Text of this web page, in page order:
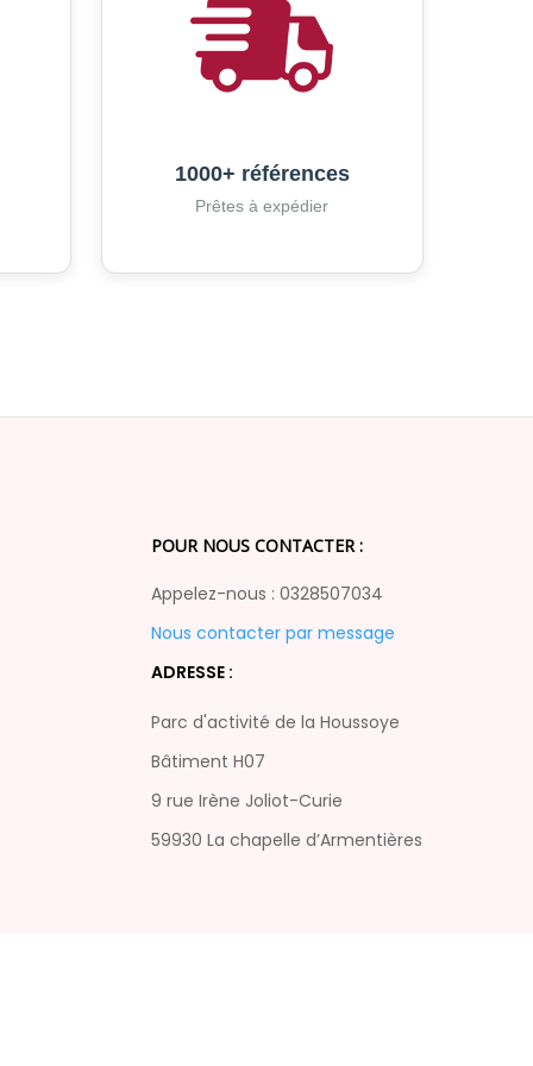
1000+ références
Prêtes à expédier
POUR NOUS CONTACTER :
Appelez-nous : 0328507034
Nous contacter par message
ADRESSE :
Parc d'activité de la Houssoye
Bâtiment H07
9 rue Irène Joliot-Curie
59930 La chapelle d’Armentières